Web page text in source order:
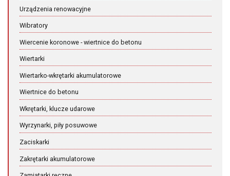
Urządzenia renowacyjne
Wibratory
Wiercenie koronowe - wiertnice do betonu
Wiertarki
Wiertarko-wkrętarki akumulatorowe
Wiertnice do betonu
Wkrętarki, klucze udarowe
Wyrzynarki, piły posuwowe
Zaciskarki
Zakrętarki akumulatorowe